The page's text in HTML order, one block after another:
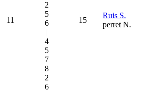
11
2
5
6
|
4
5
7
8
2
6
15
Ruis S.
perret N.